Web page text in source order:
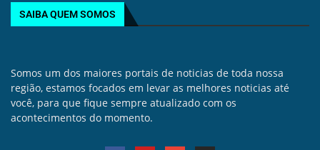
SAIBA QUEM SOMOS
Somos um dos maiores portais de noticias de toda nossa
região, estamos focados em levar as melhores noticias até
você, para que fique sempre atualizado com os
acontecimentos do momento.